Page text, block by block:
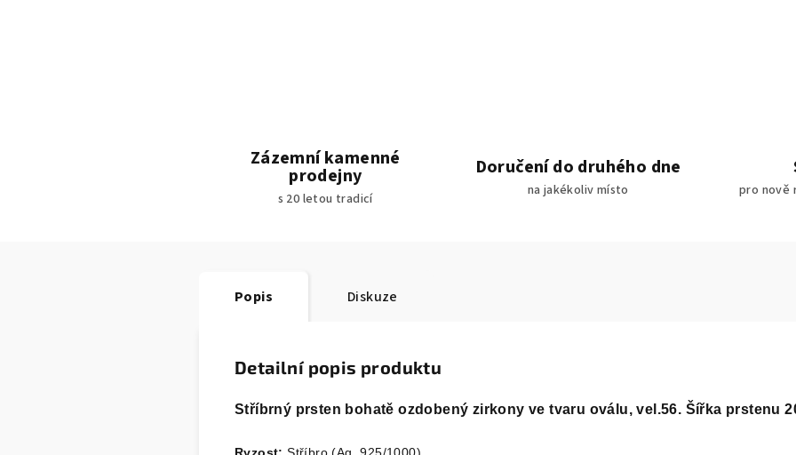
Zázemní kamenné
prodejny
s 20 letou tradicí
Doručení do druhého dne
na jakékoliv místo pro nově
Popis Diskuze
Detailní popis produktu
Stříbrný prsten bohatě ozdobený zirkony ve tvaru oválu, vel.56. Šířka prstenu
Ryzost:Stříbro (Ag, 925/1000)